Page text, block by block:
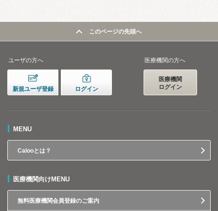
このページの先頭へ
ユーザの方へ
新規ユーザ登録 ログイン
医療機関の方へ
医療機関
ログイン
MENU
Calooとは？
医療機関向けMENU
無料医療機関会員登録のご案内